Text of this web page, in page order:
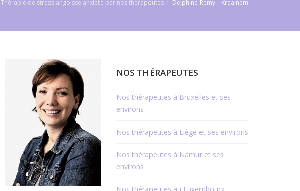
Thérapie de stress angoisse anxiété par nos thérapeutes Delphine Remy – Kraainem
NOS THÉRAPEUTES
Nos thérapeutes à Bruxelles et ses
environs
Nos thérapeutes à Liège et ses environs
Nos thérapeutes à Namur et ses
environs